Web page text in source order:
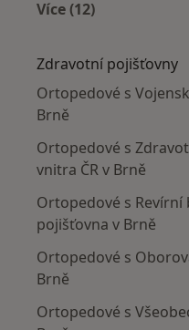
Více (12)
Zdravotní pojišťovny
Ortopedové s
Brně
Ortopedové s
vnitra ČR v Brně
Ortopedové s
pojišťovna v Brně
Ortopedové s
Brně
Ortopedové s